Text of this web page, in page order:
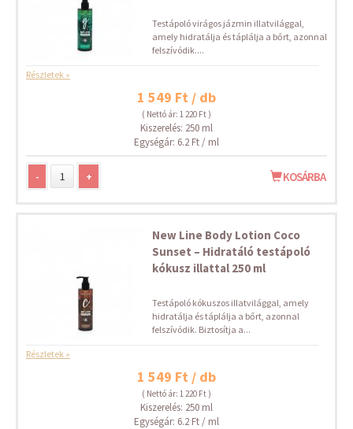
Testápoló virágos jázmin illatvilággal,
amely hidratálja és táplálja a bőrt, azonnal
felszívódik....
Részletek »
1 549 Ft / db
( Nettó ár: 1 220 Ft )
Kiszerelés: 250 ml
Egységár: 6.2 Ft / ml
- + KOSÁRBA
New Line Body Lotion Coco
Sunset – Hidratáló testápoló
kókusz illattal 250 ml
Testápoló kókuszos illatvilággal, amely
hidratálja és táplálja a bőrt, azonnal
felszívódik. Biztosítja a...
Részletek »
1 549 Ft / db
( Nettó ár: 1 220 Ft )
Kiszerelés: 250 ml
Egységár: 6.2 Ft / ml